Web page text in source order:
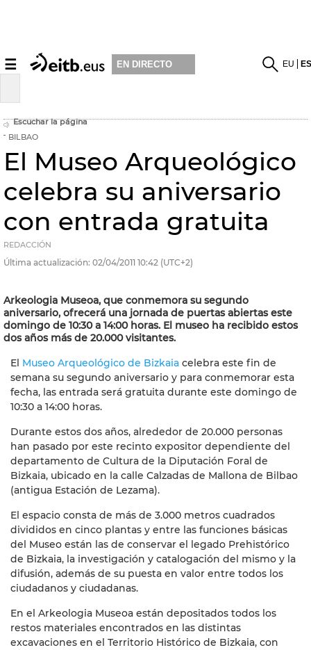
☰ EN DIRECTO EU
Escuchar la página
BILBAO
El Museo Arqueológico
celebra su aniversario
con entrada gratuita
REDACCIÓN
Última actualización: 02/04/2011 10:42 (UTC+2)
Arkeologia Museoa, que conmemora su segundo
aniversario, ofrecerá una jornada de puertas abiertas este
domingo de 10:30 a 14:00 horas. El museo ha recibido estos
dos años más de 20.000 visitantes.
El Museo Arqueológico de Bizkaia celebra este fin de
semana su segundo aniversario y para conmemorar esta
fecha, las entrada será gratuita durante este domingo de
10:30 a 14:00 horas.
Durante estos dos años, alrededor de 20.000 personas
han pasado por este recinto expositor dependiente del
departamento de Cultura de la Diputación Foral de
Bizkaia, ubicado en la calle Calzadas de Mallona de Bilbao
(antigua Estación de Lezama).
El espacio consta de más de 3.000 metros cuadrados
divididos en cinco plantas y entre las funciones básicas
del Museo están las de conservar el legado Prehistórico
de Bizkaia, la investigación y catalogación del mismo y la
difusión, además de su puesta en valor entre todos los
ciudadanos y ciudadanas.
En el Arkeologia Museoa están depositados todos los
restos materiales encontrados en las distintas
excavaciones en el Territorio Histórico de Bizkaia, con